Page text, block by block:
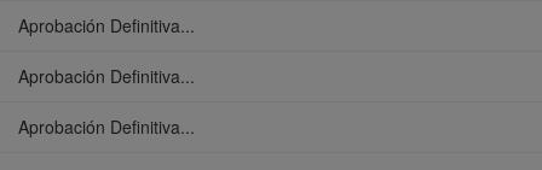
Aprobación Definitiva...
Aprobación Definitiva...
Aprobación Definitiva...